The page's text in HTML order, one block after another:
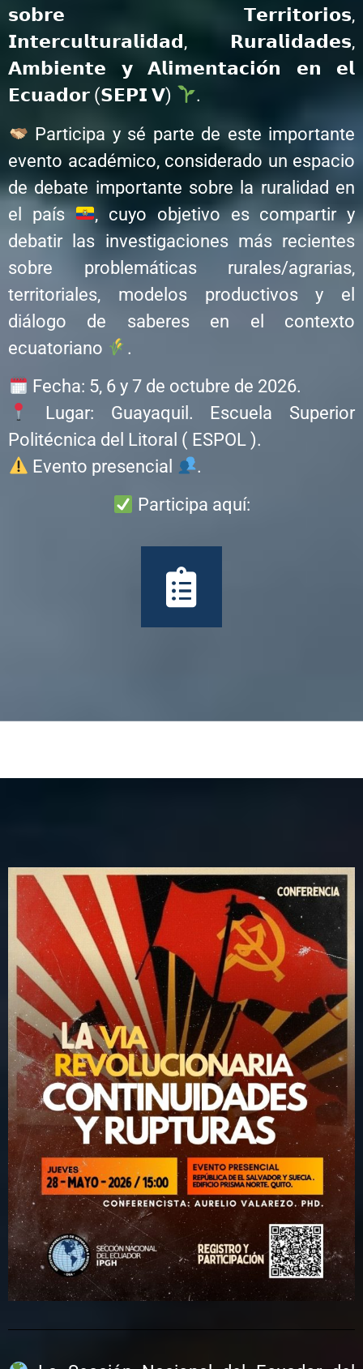
𝘀𝗼𝗯𝗿𝗲 𝗧𝗲𝗿𝗿𝗶𝘁𝗼𝗿𝗶𝗼𝘀,
𝗜𝗻𝘁𝗲𝗿𝗰𝘂𝗹𝘁𝘂𝗿𝗮𝗹𝗶𝗱𝗮𝗱, 𝗥𝘂𝗿𝗮𝗹𝗶𝗱𝗮𝗱𝗲𝘀,
𝗔𝗺𝗯𝗶𝗲𝗻𝘁𝗲 𝘆 𝗔𝗹𝗶𝗺𝗲𝗻𝘁𝗮𝗰𝗶𝗼́𝗻 𝗲𝗻 𝗲𝗹
𝗘𝗰𝘂𝗮𝗱𝗼𝗿 (𝗦𝗘𝗣𝗜 𝗩)
.
Participa y sé parte de este importante
evento académico, considerado un espacio
de debate importante sobre la ruralidad en
el país
, cuyo objetivo es compartir y
debatir las investigaciones más recientes
sobre problemáticas rurales/agrarias,
territoriales, modelos productivos y el
diálogo de saberes en el contexto
ecuatoriano
.
Fecha: 5, 6 y 7 de octubre de 2026.
Lugar: Guayaquil. Escuela Superior
Politécnica del Litoral ( ESPOL ).
Evento presencial
.
Participa aquí: